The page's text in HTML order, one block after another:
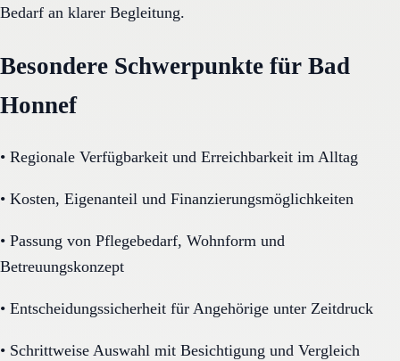
Bedarf an klarer Begleitung.
Besondere Schwerpunkte für Bad
Honnef
• Regionale Verfügbarkeit und Erreichbarkeit im Alltag
• Kosten, Eigenanteil und Finanzierungsmöglichkeiten
• Passung von Pflegebedarf, Wohnform und
Betreuungskonzept
• Entscheidungssicherheit für Angehörige unter Zeitdruck
• Schrittweise Auswahl mit Besichtigung und Vergleich